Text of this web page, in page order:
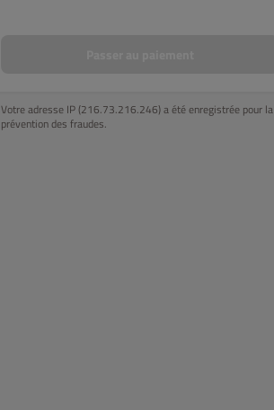
Votre adresse IP (216.73.216.246) a été enregistrée pour la
prévention des fraudes.